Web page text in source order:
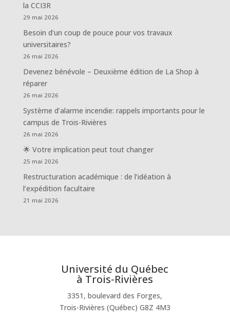
la CCI3R
29 mai 2026
Besoin d’un coup de pouce pour vos travaux
universitaires?
26 mai 2026
Devenez bénévole – Deuxième édition de La Shop à
réparer
26 mai 2026
Système d’alarme incendie: rappels importants pour le
campus de Trois-Rivières
26 mai 2026
🌟 Votre implication peut tout changer
25 mai 2026
Restructuration académique : de l’idéation à
l’expédition facultaire
21 mai 2026
Université du Québec
à Trois-Rivières
3351, boulevard des Forges,
Trois-Rivières (Québec) G8Z 4M3